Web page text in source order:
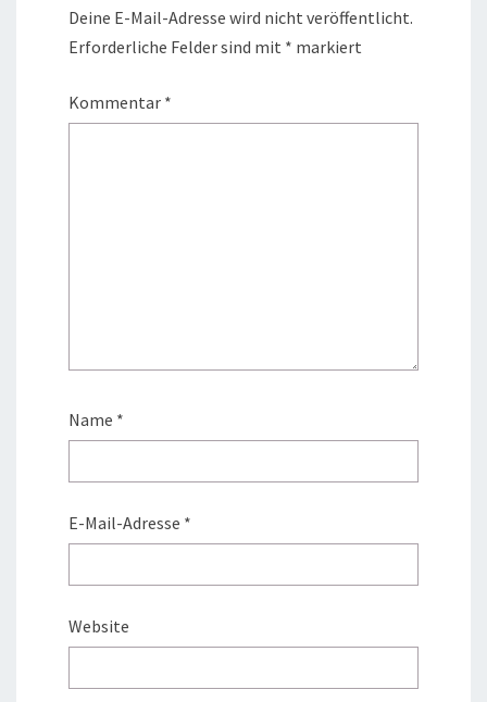
Deine E-Mail-Adresse wird nicht veröffentlicht.
Erforderliche Felder sind mit * markiert
Kommentar *
Name *
E-Mail-Adresse *
Website